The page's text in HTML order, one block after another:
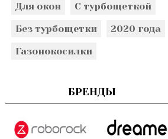
Для окон
С турбощеткой
Без турбощетки
2020 года
Газонокосилки
БРЕНДЫ